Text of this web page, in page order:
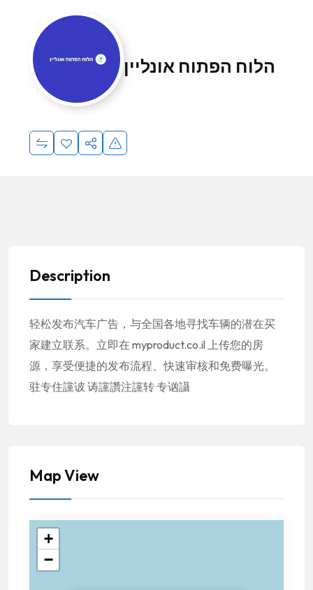
הלוח הפתוח אונליין
Description
轻松发布汽车广告，与全国各地寻找车辆的潜在买
家建立联系。立即在 myproduct.co.il 上传您的房
源，享受便捷的发布流程、快速审核和免费曝光。
驻专住讜诐 诪讜讚注讜转 专讻讘
Map View
+
−